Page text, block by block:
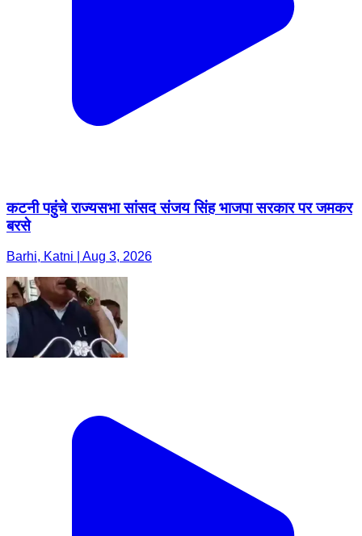
कटनी पहुंचे राज्यसभा सांसद संजय सिंह भाजपा सरकार पर जमकर
बरसे
Barhi, Katni | Aug 3, 2026